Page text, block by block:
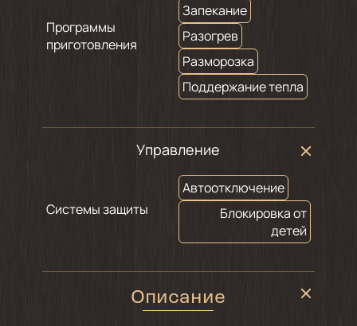
Программы
приготовления
Запекание
Разогрев
Разморозка
Поддержание тепла
Управление
Системы защиты
Автоотключение
Блокировка от
детей
Описание